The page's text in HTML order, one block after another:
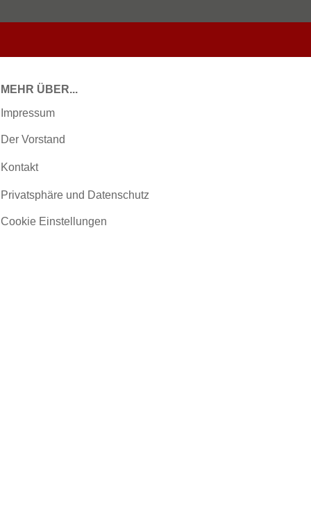
MEHR ÜBER...
Impressum
Der Vorstand
Kontakt
Privatsphäre und Datenschutz
Cookie Einstellungen